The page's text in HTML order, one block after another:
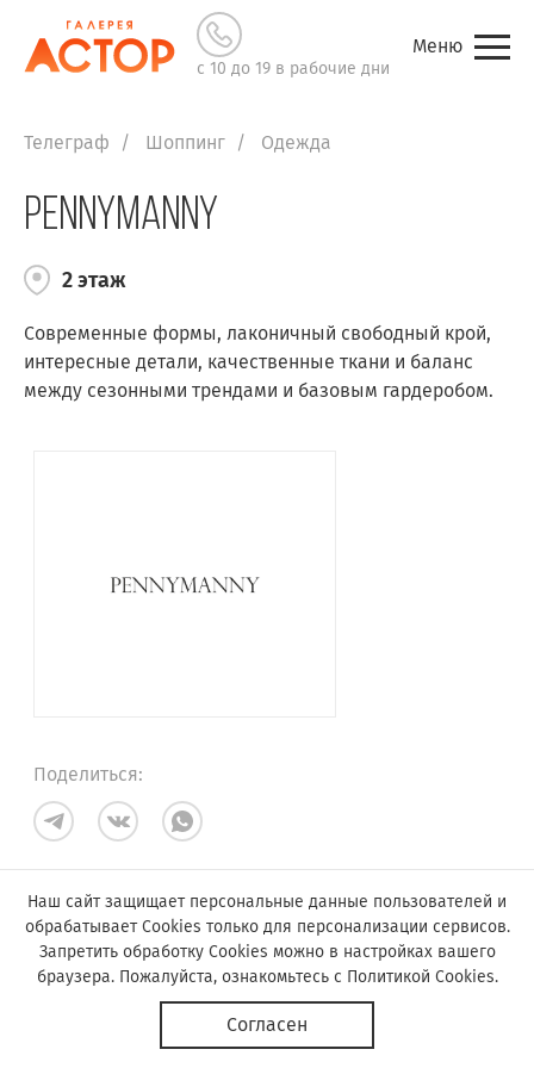
с 10 до 19 в рабочие дни
Меню
Телеграф Шоппинг Одежда
PENNYMANNY
2 этаж
Современные формы, лаконичный свободный крой,
интересные детали, качественные ткани и баланс
между сезонными трендами и базовым гардеробом.
Поделиться:
Наш сайт защищает персональные данные пользователей и
обрабатывает Cookies только для персонализации сервисов.
Запретить обработку Cookies можно в настройках вашего
браузера. Пожалуйста, ознакомьтесь с Политикой Cookies.
Согласен